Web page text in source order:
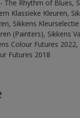
The Rhythm of Blues,
Klassieke Kleuren,
Sikkens
(Painters), Sikkens
Colour Futures
Futures 2018